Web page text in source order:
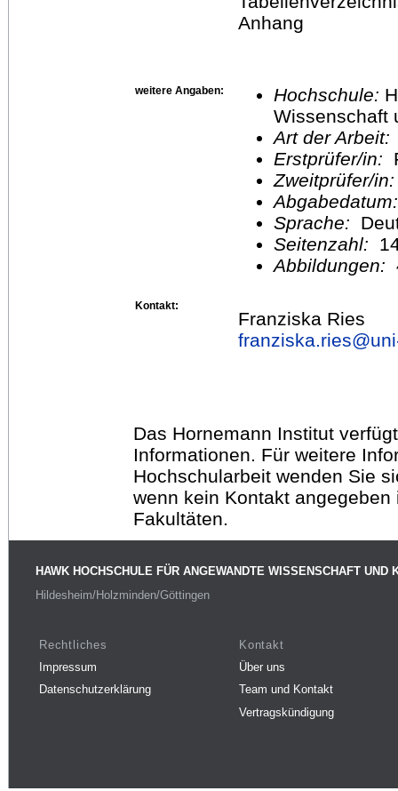
Anhang
weitere Angaben: Hochschule:
Wissenschaft
Art der Arbeit:
Erstprüfer/in:
Zweitprüfer/
Sprache:
Seitenzahl:
Abbildungen:
Kontakt:
Franziska Ries
franziska.ries@
Das Hornemann Institut
Informationen. Für weitere
Hochschularbeit wenden Sie
wenn kein Kontakt
Fakultäten.
HAWK HOCHSCHULE FÜR ANGEWANDTE WISSENSCHAFT UND
Hildesheim/Holzminden/Göttingen
Rechtliches
Impressum
Datenschutzerklärung
Kontakt
Über uns
Team und Kontakt
Vertragskündigung